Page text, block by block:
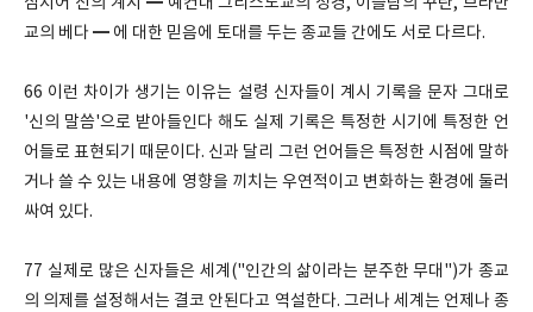
교의 베다 ━ 에 대한 믿음에 토대를 두는 종교들 간에도 서로 다르다.
66 이런 차이가 생기는 이유는 설령 신자들이 계시 기록을 문자 그대로
'신의 말씀'으로 받아들인다 해도 실제 기록은 특정한 시기에 특정한 언
어들로 표현되기 때문이다. 신과 달리 그런 언어들은 특정한 시점에 말하
거나 쓸 수 있는 내용에 영향을 끼치는 우연적이고 변화하는 환경에 둘러
싸여 있다.
77 실제로 많은 신자들은 세계("인간의 삶이라는 분주한 무대")가 종교
의 의제를 설정해서는 결코 안된다고 역설한다. 그러나 세계는 언제나 종